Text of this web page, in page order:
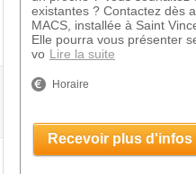
existantes ? Contactez dès
MACS, installée à Saint
Elle pourra vous présenter
vo Lire la suite
Horaire
Recevoir plus d'infos